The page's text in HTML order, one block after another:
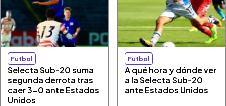
Futbol
Selecta Sub-20 suma
segunda derrota tras
caer 3-0 ante Estados
Unidos
Futbol
A qué hora y dónde ver
a la Selecta Sub-20
ante Estados Unidos